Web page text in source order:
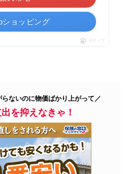
ショッピング
ポチップ
ないのに物価ばかり上がって／
を抑えなきゃ！